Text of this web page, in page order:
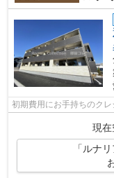
初期費用にお手持ちのク
現在
「ルナ